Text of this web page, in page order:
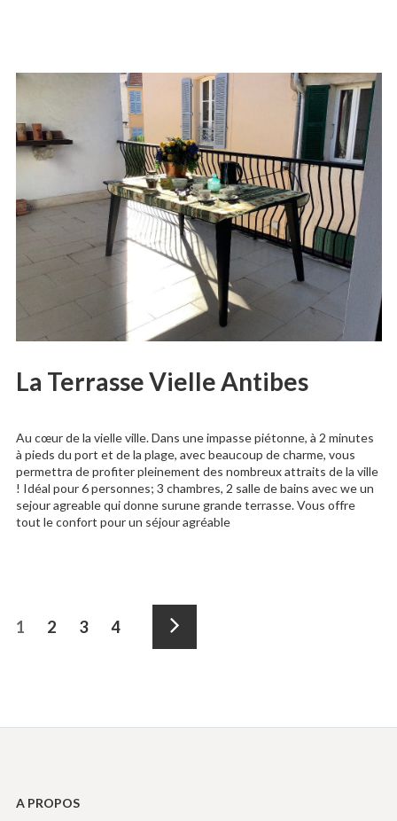
La Terrasse Vielle Antibes
Au cœur de la vielle ville. Dans une impasse piétonne, à 2 minutes
à pieds du port et de la plage, avec beaucoup de charme, vous
permettra de profiter pleinement des nombreux attraits de la ville
! Idéal pour 6 personnes; 3 chambres, 2 salle de bains avec we un
sejour agreable qui donne surune grande terrasse. Vous offre
tout le confort pour un séjour agréable
Navigation
Page
1 Page
2 Page
3 Page
4
A PROPOS